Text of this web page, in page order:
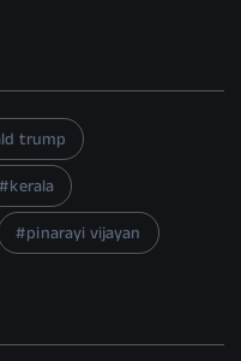
trump
kerala
pinarayi vijayan